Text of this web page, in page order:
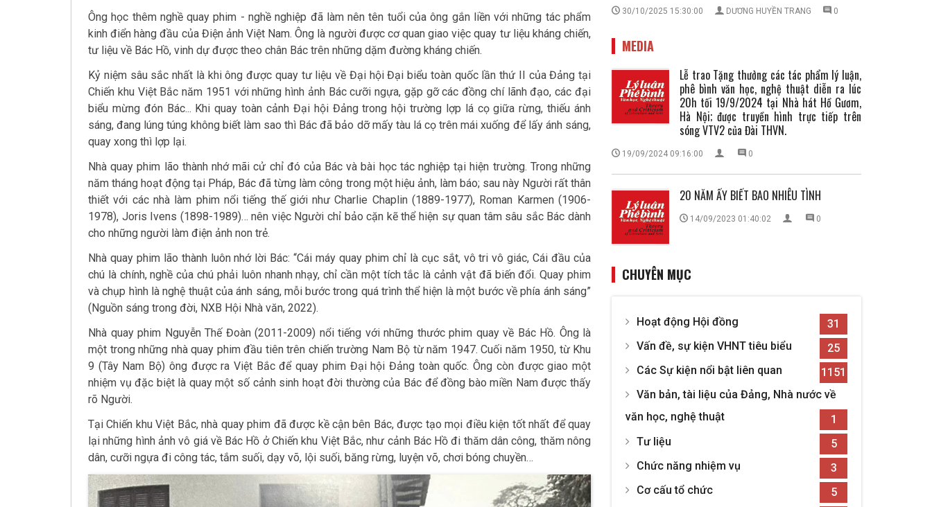
Ông học thêm nghề quay phim - nghề nghiệp đã làm nên tên tuổi của ông gắn liền với những tác phẩm
kinh điển hàng đầu của Điện ảnh Việt Nam. Ông là người được cơ quan giao việc quay tư liệu kháng chiến,
tư liệu về Bác Hồ, vinh dự được theo chân Bác trên những dặm đường kháng chiến.
Kỷ niệm sâu sắc nhất là khi ông được quay tư liệu về Đại hội Đại biểu toàn quốc lần thứ II của Đảng tại
Chiến khu Việt Bắc năm 1951 với những hình ảnh Bác cưỡi ngựa, gặp gỡ các đồng chí lãnh đạo, các đại
biểu mừng đón Bác... Khi quay toàn cảnh Đại hội Đảng trong hội trường lợp lá cọ giữa rừng, thiếu ánh
sáng, đang lúng túng không biết làm sao thì Bác đã bảo dỡ mấy tàu lá cọ trên mái xuống để lấy ánh sáng,
quay xong thì lợp lại.
Nhà quay phim lão thành nhớ mãi cử chỉ đó của Bác và bài học tác nghiệp tại hiện trường. Trong những
năm tháng hoạt động tại Pháp, Bác đã từng làm công trong một hiệu ảnh, làm báo; sau này Người rất thân
thiết với các nhà làm phim nổi tiếng thế giới như Charlie Chaplin (1889-1977), Roman Karmen (1906-
1978), Joris Ivens (1898-1989)… nên việc Người chỉ bảo cặn kẽ thể hiện sự quan tâm sâu sắc Bác dành
cho những người làm điện ảnh non trẻ.
Nhà quay phim lão thành luôn nhớ lời Bác: “Cái máy quay phim chỉ là cục sắt, vô tri vô giác, Cái đầu của
chú là chính, nghề của chú phải luôn nhanh nhạy, chỉ cần một tích tắc là cảnh vật đã biến đổi. Quay phim
và chụp hình là nghệ thuật của ánh sáng, mỗi bước trong quá trình thể hiện là một bước về phía ánh sáng”
(Nguồn sáng trong đời, NXB Hội Nhà văn, 2022).
Nhà quay phim Nguyễn Thế Đoàn (2011-2009) nổi tiếng với những thước phim quay về Bác Hồ. Ông là
một trong những nhà quay phim đầu tiên trên chiến trường Nam Bộ từ năm 1947. Cuối năm 1950, từ Khu
9 (Tây Nam Bộ) ông được ra Việt Bắc để quay phim Đại hội Đảng toàn quốc. Ông còn được giao một
nhiệm vụ đặc biệt là quay một số cảnh sinh hoạt đời thường của Bác để đồng bào miền Nam được thấy
rõ Người.
Tại Chiến khu Việt Bắc, nhà quay phim đã được kề cận bên Bác, được tạo mọi điều kiện tốt nhất để quay
lại những hình ảnh vô giá về Bác Hồ ở Chiến khu Việt Bắc, như cảnh Bác Hồ đi thăm dân công, thăm nông
dân, cưỡi ngựa đi công tác, tắm suối, dạy võ, lội suối, băng rừng, luyện võ, chơi bóng chuyền…
30/10/2025 15:30:00 DƯƠNG HUYỀN TRANG 0
MEDIA
Lễ trao Tặng thưởng các tác phẩm lý luận,
phê bình văn học, nghệ thuật diễn ra lúc
20h tối 19/9/2024 tại Nhà hát Hồ Gươm,
Hà Nội; được truyền hình trực tiếp trên
sóng VTV2 của Đài THVN.
19/09/2024 09:16:00 0
20 NĂM ẤY BIẾT BAO NHIÊU TÌNH
14/09/2023 01:40:02 0
CHUYÊN MỤC
Hoạt động Hội đồng
31
Vấn đề, sự kiện VHNT tiêu biểu
25
Các Sự kiện nổi bật liên quan
1151
Văn bản, tài liệu của Đảng, Nhà nước về
văn học, nghệ thuật
1
Tư liệu
5
Chức năng nhiệm vụ
3
Cơ cấu tổ chức
5